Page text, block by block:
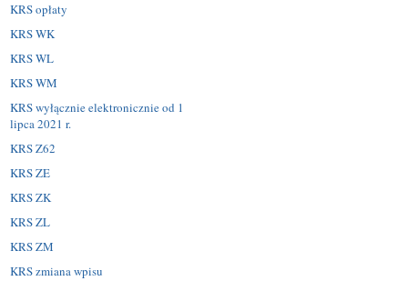
KRS opłaty
KRS WK
KRS WL
KRS WM
KRS wyłącznie elektronicznie od 1
lipca 2021 r.
KRS Z62
KRS ZE
KRS ZK
KRS ZL
KRS ZM
KRS zmiana wpisu